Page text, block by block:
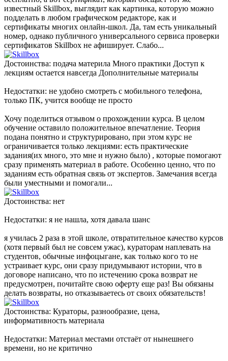
известный Skillbox, выглядит как картинка, которую можно
подделать в любом графическом редакторе, как и
сертификаты многих онлайн-школ. Да, там есть уникальный
номер, однако публичного универсального сервиса проверки
сертификатов Skillbox не афиширует. Слабо...
Достоинства: подача материла Много практики Доступ к
лекциям остается навсегда Дополнительные материалы
Недостатки: не удобно смотреть с мобильного телефона,
только ПК, учится вообще не просто
Хочу поделиться отзывом о прохождении курса. В целом
обучение оставило положительное впечатление. Теория
подана понятно и структурировано, при этом курс не
ограничивается только лекциями: есть практические
задания(их много, это мне и нужно было) , которые помогают
сразу применять материал в работе. Особенно ценно, что по
заданиям есть обратная связь от экспертов. Замечания всегда
были уместными и помогали...
Достоинства: нет
Недостатки: я не нашла, хотя давала шанс
я училась 2 раза в этой школе, отвратительное качество курсов
(хотя первый был не совсем ужас), кураторам наплевать на
студентов, обычные инфоцыгане, как только кого то не
устраивает курс, они сразу придумывают истории, что в
договоре написано, что по истечению срока возврат не
предусмотрен, почитайте свою оферту еще раз! Вы обязаны
делать возвраты, но отказываетесь от своих обязательств!
Достоинства: Кураторы, разнообразие, цена,
информативность материала
Недостатки: Материал местами отстаёт от нынешнего
времени, но не критично